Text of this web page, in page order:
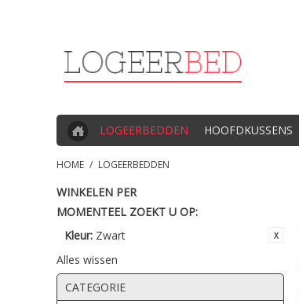
LOGEERBEDDEN HOOFDKUSSENS
HOME / LOGEERBEDDEN
WINKELEN PER
MOMENTEEL ZOEKT U OP:
Kleur: Zwart
Alles wissen
CATEGORIE